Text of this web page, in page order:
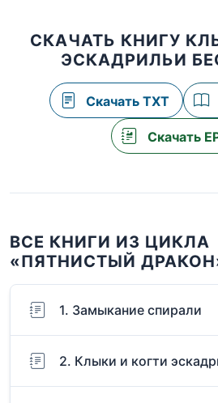
СКАЧАТЬ КНИГУ
ЭСКАДРИЛЬИ
Скачать TXT
Скачать
ВСЕ КНИГИ ИЗ ЦИКЛА
«ПЯТНИСТЫЙ
1. Замыкание спирали
2. Клыки и когти